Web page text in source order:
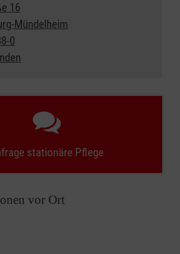
16
Mündelheim
0
stationäre Pflege
vor Ort